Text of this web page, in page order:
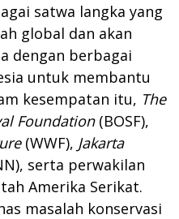
satwa langka yang
global dan akan
dengan berbagai
untuk membantu
kesempatan itu, The
Foundation(BOSF),
(WWF), Jakarta
serta perwakilan
Amerika Serikat.
masalah konservasi